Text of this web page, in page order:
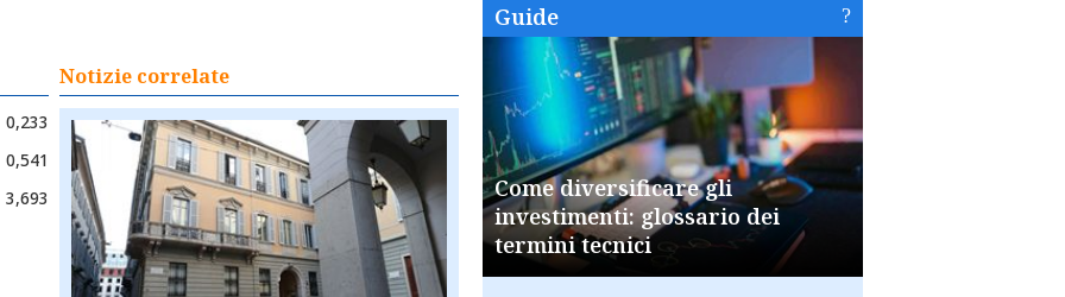
0,233
0,541
3,693
Notizie correlate
Guide
Come diversificare gli
investimenti: glossario dei
termini tecnici